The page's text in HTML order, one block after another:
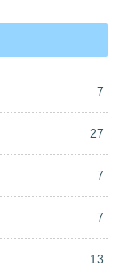
7
27
7
7
13